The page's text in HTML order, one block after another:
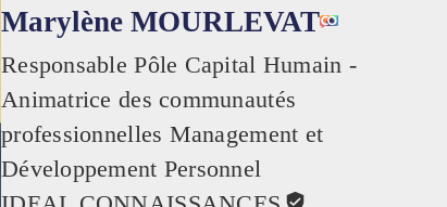
Marylène MOURLEVAT
Responsable Pôle Capital Humain -
Animatrice des communautés
professionnelles Management et
Développement Personnel